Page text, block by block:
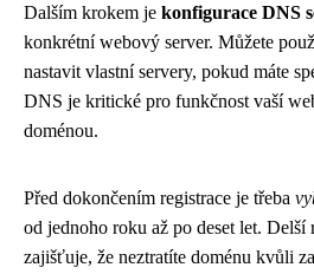
Dalším krokem je konfigurace DNS
konkrétní webový server. Můžete
nastavit vlastní servery, pokud máte
DNS je kritické pro funkčnost vaší
doménou.
Před dokončením registrace je třeba
od jednoho roku až po deset let.
zajišťuje, že neztratíte doménu kvůli